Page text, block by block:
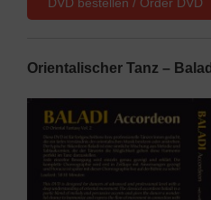
Orientalischer Tanz –